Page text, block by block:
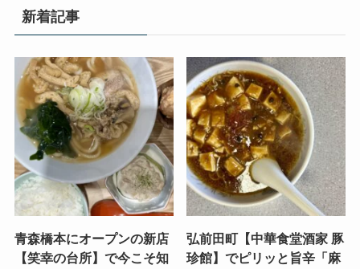
新着記事
青森橋本にオープンの新店
【笑幸の台所】で今こそ知
弘前田町【中華食堂酒家 豚
珍館】でピリッと旨辛「麻